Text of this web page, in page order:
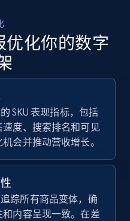
products by
Gtin,
reviews, and
立即开始
Currency, Initial
and more.
优化你的数字
SKU 表现指标，包括
度、搜索排名和可见
会并推动营收增长。
追踪所有商品变体，确
内容呈现一致。在差